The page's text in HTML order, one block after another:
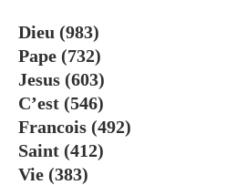
Dieu (983)
Pape (732)
Jesus (603)
C’est (546)
Francois (492)
Saint (412)
Vie (383)